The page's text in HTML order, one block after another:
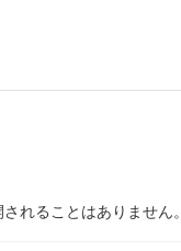
れることはありません。